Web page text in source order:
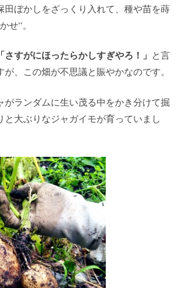
田ぼかしをざっくり入れて、種や苗を蒔
せ”。
「さすがにほったらかしすぎやろ！」 と言
、この畑が不思議と賑やかなのです。
がランダムに生い茂る中をかき分けて掘
と大ぶりなジャガイモが育っていまし